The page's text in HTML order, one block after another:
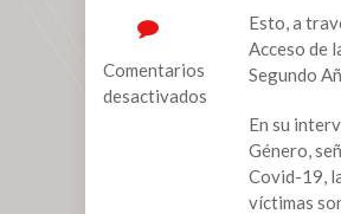
Comentarios
desactivados
Esto, a
Acceso de
Segundo
En su
Género,
Covid-19,
víctimas